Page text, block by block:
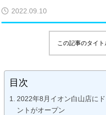
2022.09.10
この記事のタイ
目次
2022年8月イオン白山店に
ントがオープン